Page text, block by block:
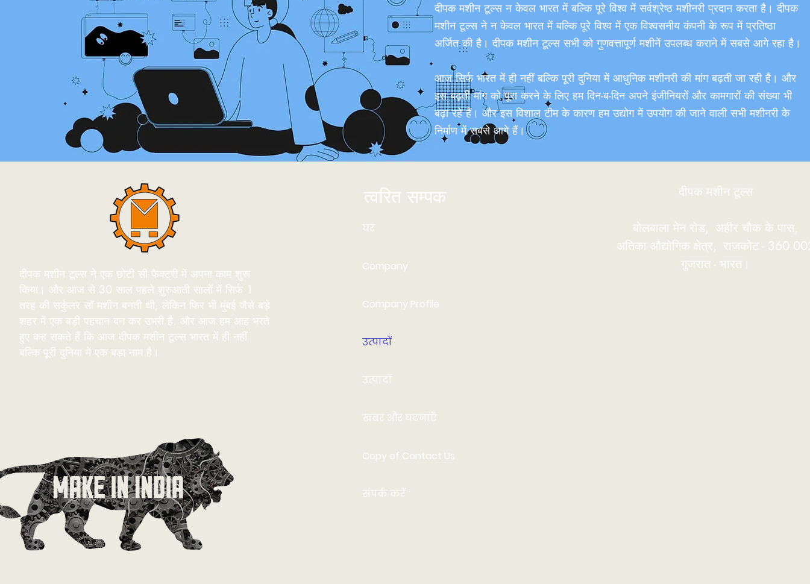
दीपक मशीन टूल्स न केवल भारत में बल्कि पूरे विश्व में सर्वश्रेष्ठ मशीनरी प्रदान करता है। दीपक
मशीन टूल्स ने न केवल भारत में बल्कि पूरे विश्व में एक विश्वसनीय कंपनी के रूप में प्रतिष्ठा
अर्जित की है। दीपक मशीन टूल्स सभी को गुणवत्तापूर्ण मशीनें उपलब्ध कराने में सबसे आगे रहा है।
आज सिर्फ भारत में ही नहीं बल्कि पूरी दुनिया में आधुनिक मशीनरी की मांग बढ़ती जा रही है। और
इस बढ़ती मांग को पूरा करने के लिए हम दिन-ब-दिन अपने इंजीनियरों और कामगारों की संख्या भी
बढ़ा रहे हैं। और इस विशाल टीम के कारण हम उद्योग में उपयोग की जाने वाली सभी मशीनरी के
निर्माण में सबसे आगे हैं।
दीपक मशीन टूल्स ने एक छोटी सी फैक्ट्री में अपना काम शुरू
किया। और आज से 30 साल पहले शुरुआती सालों में सिर्फ 1
तरह की सर्कुलर सॉ मशीन बनती थी, लेकिन फिर भी मुंबई जैसे बड़े
शहर में एक बड़ी पहचान बन कर उभरी है. और आज हम आह भरते
हुए कह सकते हैं कि आज दीपक मशीन टूल्स भारत में ही नहीं
बल्कि पूरी दुनिया में एक बड़ा नाम है।
त्वरित सम्पक
घर
Company
Company Profile
उत्पादों
उत्पादों
खबर और घटनाएँ
Copy of Contact Us
संपर्क करें
दीपक मशीन टूल्स
बोलबाला मेन रोड, अहीर चौक के पास,
अतिका औद्योगिक क्षेत्र, राजकोट - 360
गुजरात - भारत।